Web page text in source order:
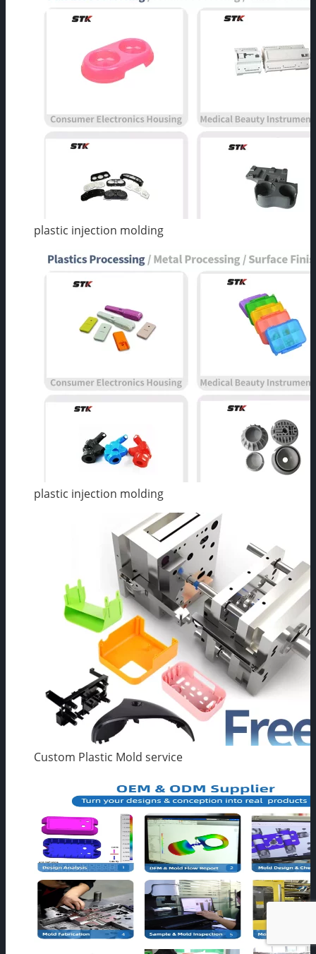
plastic injection molding
plastic injection molding
Custom Plastic Mold service